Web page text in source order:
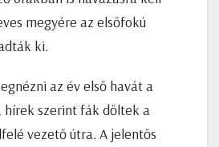
megyére az elsőfokú
ki.
az év első havát a
hírek szerint fák dőltek a
vezető útra. A jelentős